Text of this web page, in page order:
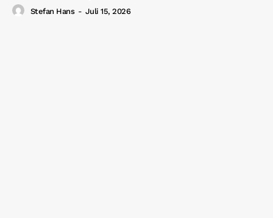
Stefan Hans - Juli 15, 2026